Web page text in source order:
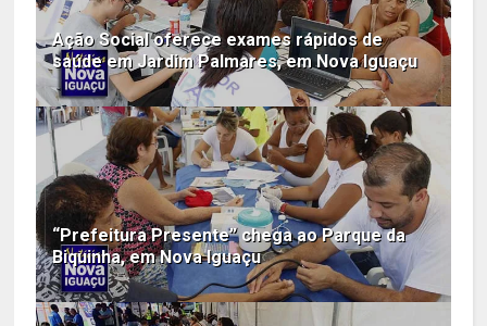
Ação Social oferece exames rápidos de
saúde em Jardim Palmares, em Nova Iguaçu
“Prefeitura Presente” chega ao Parque da
Biquinha, em Nova Iguaçu